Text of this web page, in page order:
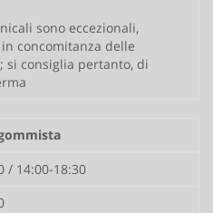
sono eccezionali,
concomitanza delle
si consiglia pertanto, di
/ 14:00-18:30